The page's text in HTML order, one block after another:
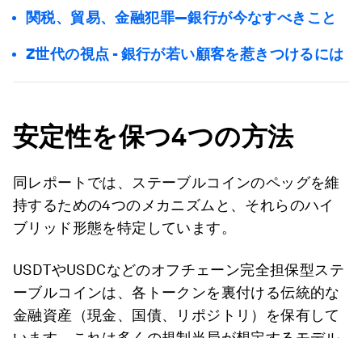
関税、貿易、金融犯罪―銀行が今なすべきこと
Z世代の視点 - 銀行が若い顧客を惹きつけるには
安定性を保つ4つの方法
同レポートでは、ステーブルコインのペッグを維
持するための4つのメカニズムと、それらのハイ
ブリッド形態を特定しています。
USDTやUSDCなどのオフチェーン完全担保型ステ
ーブルコインは、各トークンを裏付ける伝統的な
金融資産（現金、国債、リポジトリ）を保有して